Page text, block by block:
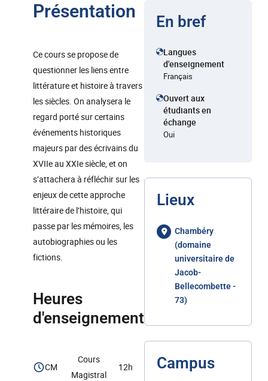
Présentation
Ce cours se propose de
questionner les liens entre
littérature et histoire à travers
les siècles. On analysera le
regard porté sur certains
événements historiques
majeurs par des écrivains du
XVIIe au XXIe siècle, et on
s’attachera à réfléchir sur les
enjeux de cette approche
littéraire de l’histoire, qui
passe par les mémoires, les
autobiographies ou les
fictions.
Heures
d'enseignement
CM
Cours
Magistral
12h
En bref
Langues
d'enseignement
Français
Ouvert aux
étudiants en
échange
Oui
Lieux
Chambéry
(domaine
universitaire de
Jacob-
Bellecombette -
73)
Campus